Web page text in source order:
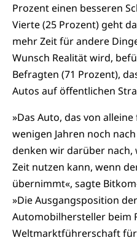
Prozent einen besseren
Vierte (25 Prozent) geht
mehr Zeit für andere
Wunsch Realität wird,
Befragten (71 Prozent),
Autos auf öffentlichen
»Das Auto, das von
wenigen Jahren noch
denken wir darüber nach,
Zeit nutzen kann, wenn
übernimmt«, sagte
»Die Ausgangsposition
Automobilhersteller beim
Weltmarktführerschaft